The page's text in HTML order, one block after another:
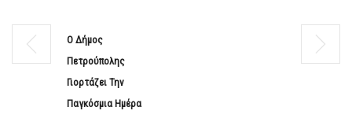
Ο Δήμος
Πετρούπολης
Γιορτάζει Την
Παγκόσμια Ημέρα